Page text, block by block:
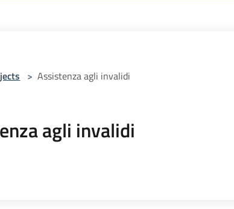
> Assistenza agli invalidi
agli invalidi